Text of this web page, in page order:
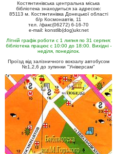
Костянтинівська центральна міська
бібліотека знаходиться за адресою:
85113 м. Костянтинівка Донецької області
б/р Космонавтів, 11
тел. /факс(06272) 6-16-70
e-mail: konstlib(dog)ukr.net
Літній графік роботи с 1 липня по 31 серпня:
бібліотека працює с 10:00 до 18:00. Вихідні -
неділя, понеділок.
Проїзд від залізничного вокзалу автобусом
№1,2,6 до зупинки "Універсам"